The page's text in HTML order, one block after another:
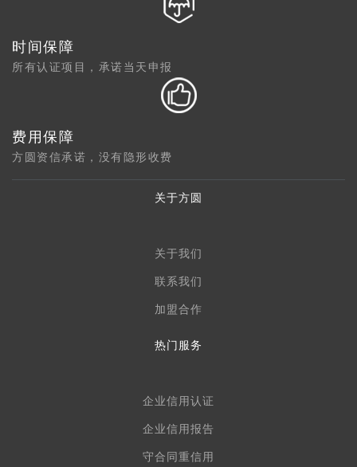
时间保障
所有认证项目，承诺当天申报
费用保障
方圆资信承诺，没有隐形收费
关于方圆
关于我们
联系我们
加盟合作
热门服务
企业信用认证
企业信用报告
守合同重信用